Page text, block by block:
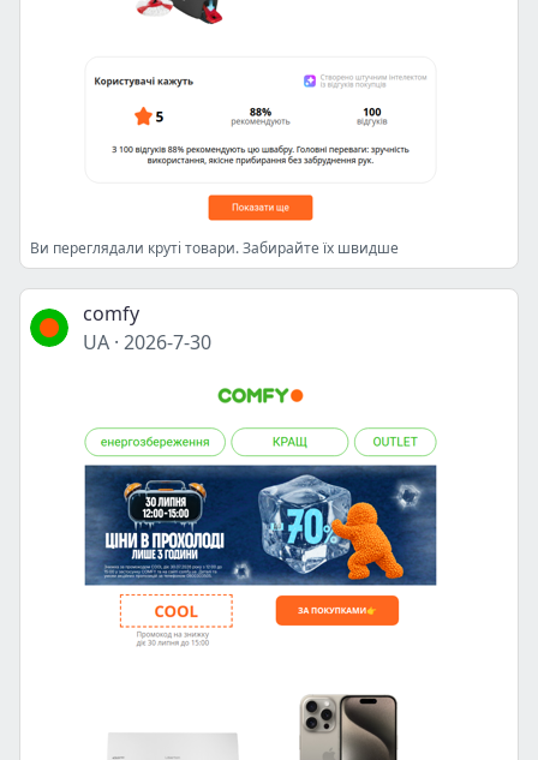
Ви переглядали круті товари. Забирайте їх швидше
comfy
UA · 2026-7-30